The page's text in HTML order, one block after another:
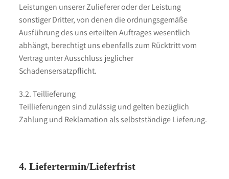
Leistungen unserer Zulieferer oder der Leistung
sonstiger Dritter, von denen die ordnungsgemäße
Ausführung des uns erteilten Auftrages wesentlich
abhängt, berechtigt uns ebenfalls zum Rücktritt vom
Vertrag unter Ausschluss jeglicher
Schadensersatzpflicht.
3.2. Teillieferung
Teillieferungen sind zulässig und gelten bezüglich
Zahlung und Reklamation als selbstständige Lieferung.
4. Liefertermin/Lieferfrist